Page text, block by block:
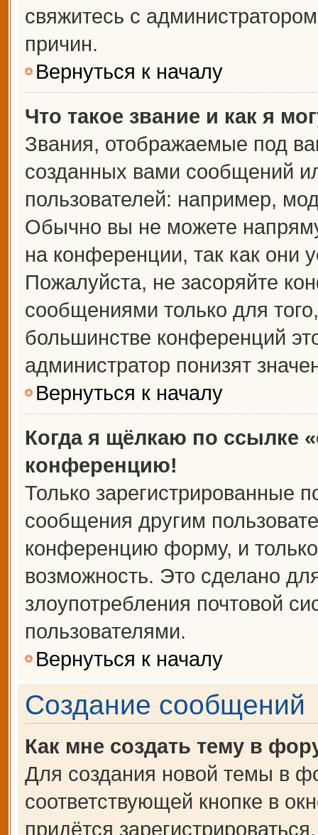
свяжитесь с
причин.
Вернуться к началу
Что такое звание и как я
Звания, отображаемые под
созданных вами сообщений
пользователей: например,
Обычно вы не можете
на конференции, так как они
Пожалуйста, не засоряйте
сообщениями только для
большинстве конференций
администратор понизят
Вернуться к началу
Когда я щёлкаю по ссылке
конференцию!
Только зарегистрированные
сообщения другим
конференцию форму, и
возможность. Это сделано
злоупотребления почтовой
пользователями.
Вернуться к началу
Создание сообщений
Как мне создать тему в
Для создания новой темы в
соответствующей кнопке в
придётся